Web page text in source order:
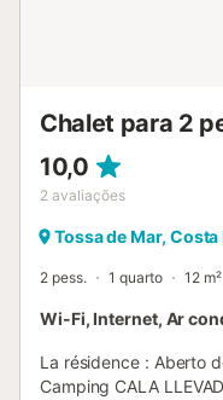
Chalet para 2
10,0
2 avaliações
Tossa de Mar, Costa
2 pess. 1 quarto 12 m²
Wi-Fi, Internet, Ar
La résidence : Aberto
Camping CALA